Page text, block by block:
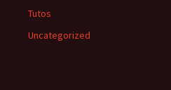
Tutos
Uncategorized